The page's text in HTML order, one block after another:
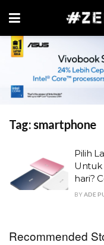
Tag:smartphone
Pilih
Untuk
hari?
BYADE
Recommended